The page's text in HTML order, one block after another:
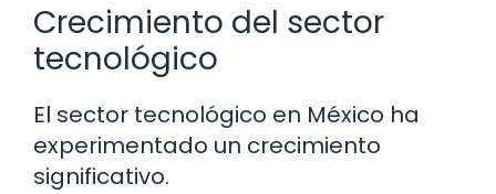
Crecimiento del sector
tecnológico
El sector tecnológico en México ha
experimentado un crecimiento
significativo.